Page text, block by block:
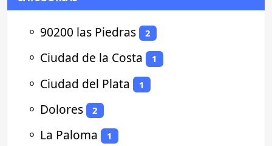
⚬ 90200 las Piedras 2
⚬ Ciudad de la Costa 1
⚬ Ciudad del Plata 1
⚬ Dolores 2
⚬ La Paloma 1